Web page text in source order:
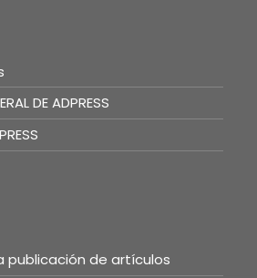
DE ADPRESS
publicación de artículos